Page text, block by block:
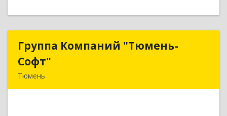
Группа Компаний "Тюмень-
Софт"
Тюмень
Группа Компаний "Тюмень-